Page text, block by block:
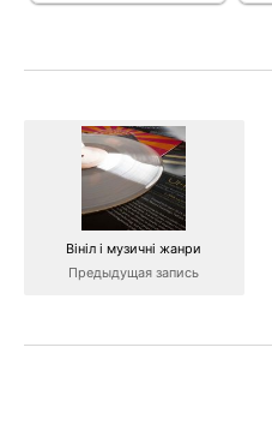
Вініл і музичні жанри
Предыдущая запись